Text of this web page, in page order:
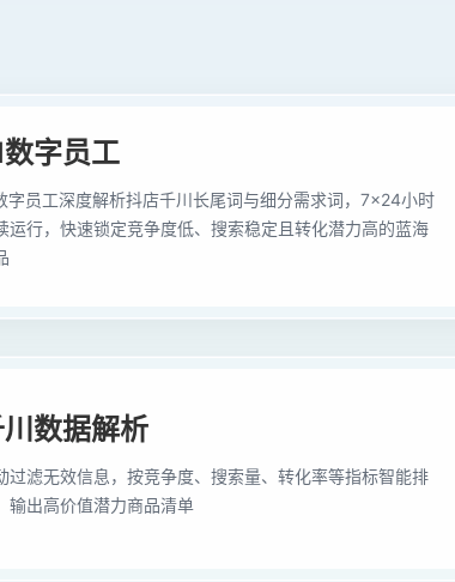
字员工
字员工深度解析抖店千川长尾词与细分需求词，7×24小时
运行，快速锁定竞争度低、搜索稳定且转化潜力高的蓝海
数据解析
过滤无效信息，按竞争度、搜索量、转化率等指标智能排
输出高价值潜力商品清单